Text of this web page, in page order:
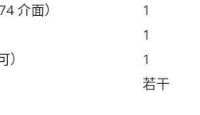
介面）
1
1
1
若干